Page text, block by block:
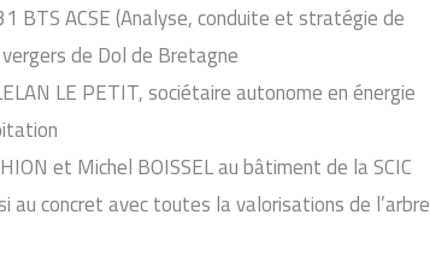
BTS ACSE (Analyse, conduite et stratégie de
de Dol de Bretagne
LE PETIT, sociétaire autonome en énergie
et Michel BOISSEL au bâtiment de la SCIC
au concret avec toutes la valorisations de l’arbre